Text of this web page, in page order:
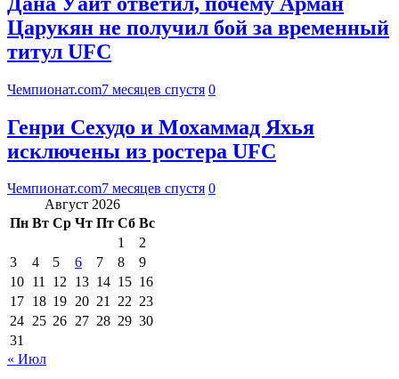
Царукян не получил бой за временный
титул UFC
Чемпионат.com7 месяцев спустя 0
Генри Сехудо и Мохаммад Яхья
исключены из ростера UFC
Чемпионат.com7 месяцев спустя 0
Август 2026
Пн Вт Ср Чт Пт Сб Вс
1
2
3
4 5 6 7 8
9
10 11 12 13 14 15 16
17 18 19 20 21 22 23
24 25 26 27 28 29 30
31
« Июл